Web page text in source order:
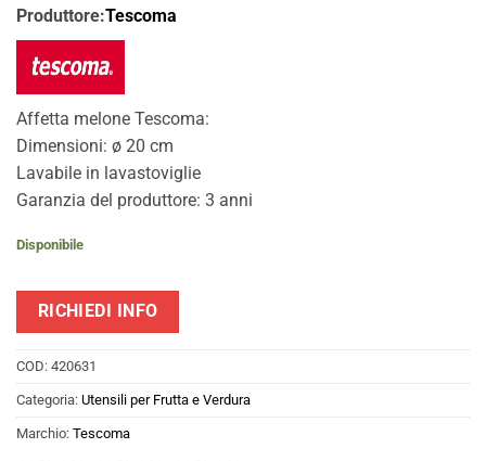
originale
era:
17,90€.
Produttore:Tescoma
Affetta melone Tescoma:
Dimensioni: ø 20 cm
Lavabile in lavastoviglie
Garanzia del produttore: 3 anni
Disponibile
RICHIEDI INFO
COD: 420631
Categoria: Utensili per Frutta e Verdura
Marchio: Tescoma